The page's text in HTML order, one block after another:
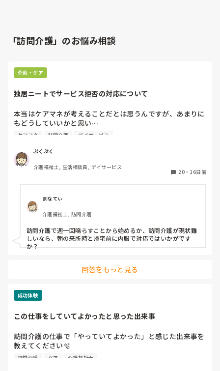
「訪問介護」のお悩み相談
介助・ケア
独居ニートでサービス拒否の対応について
本当はケアマネが考えることだとは思うんですが、あまりに
もどうしていいかと思い…
デイサービスに通ってる利用者さん
入浴後の着替えを持っては来るんですが、生乾きでニオイが
きつい、脱水だけしてもってきた？と思われる日もあり、着
てきたものを着ることになってます…
ケアマネに伝えると、ヘルパー入ってもらいたいが、とにか
く本人が家に入ってほしくない！とお願いされてしまうそう
で…
キーパーソンの市内に住むお兄さんには伝えるものの、結局
ケアマネ 訪問介護 デイサービス
ぷくぷく
介護福祉士, 生活相談員, デイサービス
20・ 16日前
まなてぃ
介護福祉士, 訪問介護
訪問介護で週一回鳴らすことから始めるか、訪問介護が現状難
しいなら、朝の来所時と帰宅前に内服で対応ではいかがです
か？
回答をもっと見る
成功体験
この仕事をしていてよかったと思った出来事
訪問介護の仕事で「やっていてよかった」と感じた出来事を
教えてください🫧
訪問介護 ケア 介護福祉士